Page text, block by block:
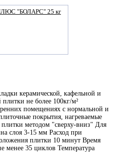
"БОЛАРС" 25 кг
керамической, кафельной и
не более 100кг/м²
помещениях с нормальной и
покрытия, нагреваемые
методом "сверху-вниз" Для
слоя 3-15 мм Расход при
плитки 10 минут Время
менее 35 циклов Температура